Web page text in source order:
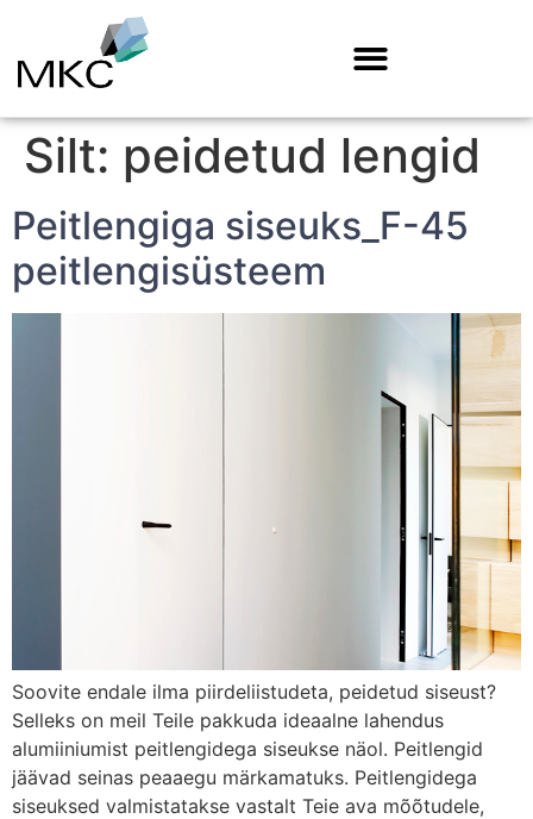
Silt: peidetud lengid
Peitlengiga siseuks_F-45
peitlengisüsteem
Soovite endale ilma piirdeliistudeta, peidetud siseust?
Selleks on meil Teile pakkuda ideaalne lahendus
alumiiniumist peitlengidega siseukse näol. Peitlengid
jäävad seinas peaaegu märkamatuks. Peitlengidega
siseuksed valmistatakse vastalt Teie ava mõõtudele,